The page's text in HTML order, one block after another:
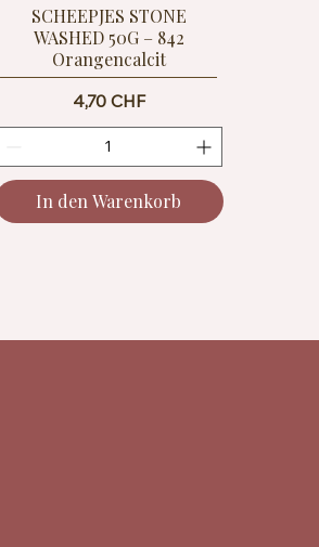
SCHEEPJES STONE
WASHED 50G – 842
Orangencalcit
Preis
4,70 CHF
In den Warenkorb